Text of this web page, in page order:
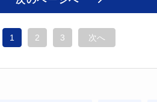
1 2 3 次へ